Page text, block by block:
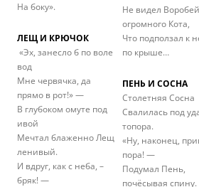
На боку».
ЛЕЩ И КРЮЧОК
«Эх, занесло б по воле
вод
Мне червячка, да
прямо в рот!» —
В глубоком омуте под
ивой
Мечтал блаженно Лещ
ленивый.
И вдруг, как с неба, –
бряк! —
Не видел Воробей
огромного Кота,
Что подползал к
по крыше…
ПЕНЬ И СОСНА
Столетняя Сосна
Свалилась под
топора.
«Ну, наконец,
пора! —
Подумал Пень,
почёсывая